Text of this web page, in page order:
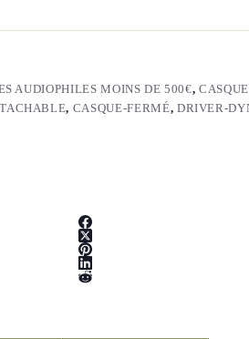
AUDIOPHILES MOINS DE 500€,
, CASQUE-FERMÉ, DRIVER-